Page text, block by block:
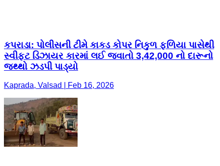
કપરાડા: પોલીસની ટીમે કાકડ કોપર નિકુળ ફળિયા પાસેથી
સ્વીફ્ટ ડિઝાયર કારમાં લઈ જવાતો 3,42,000 નો દારૂનો
જથ્થો ઝડપી પાડ્યો
Kaprada, Valsad | Feb 16, 2026